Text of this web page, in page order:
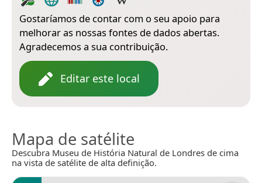
Gostaríamos de contar com o seu apoio para
melhorar as nossas fontes de dados abertas.
Agradecemos a sua contribuição.
Editar este local
Mapa de satélite
Descubra Museu de História Natural de Londres de cima
na vista de satélite de alta definição.